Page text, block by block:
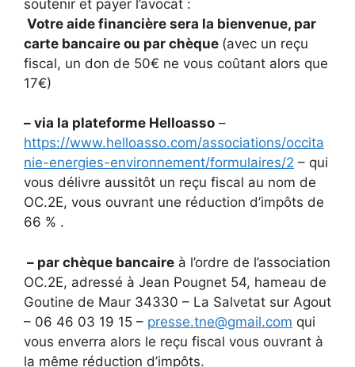
soutenir et payer l’avocat :
Votre aide financière sera la bienvenue, par
carte bancaire ou par chèque (avec un reçu
fiscal, un don de 50€ ne vous coûtant alors que
17€)
– via la plateforme Helloasso –
https://www.helloasso.com/associations/occita
nie-energies-environnement/formulaires/2 – qui
vous délivre aussitôt un reçu fiscal au nom de
OC.2E, vous ouvrant une réduction d’impôts de
66 % .
– par chèque bancaire à l’ordre de l’association
OC.2E, adressé à Jean Pougnet 54, hameau de
Goutine de Maur 34330 – La Salvetat sur Agout
– 06 46 03 19 15 – presse.tne@gmail.com qui
vous enverra alors le reçu fiscal vous ouvrant à
la même réduction d’impôts.